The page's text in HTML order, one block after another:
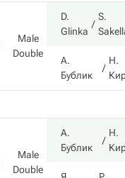
Male
Double
D.
Glinka
S.
А.
Бублик
Н.
Male
Double
А.
Бублик
Н.